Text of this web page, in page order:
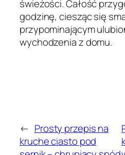
świeżości. Całość
godzinę, ciesząc się
przypominającym
wychodzenia z domu.
← Prosty przepis na
kruche ciasto pod